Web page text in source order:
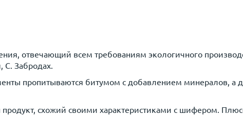
отвечающий всем требованиям экологичного
C. Забродах.
пропитываются битумом с добавлением минералов, а
схожий своими характеристиками с шифером.